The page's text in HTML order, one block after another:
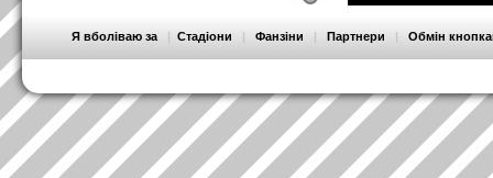
Я вболіваю за | Стадіони | Фанзіни | Партнери | Обмін